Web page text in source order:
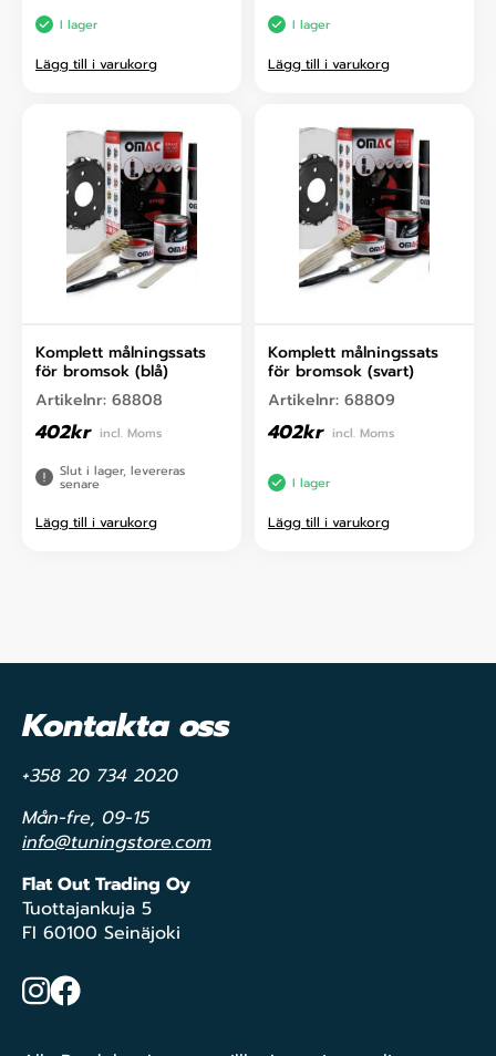
I lager
Lägg till i varukorg
I lager
Lägg till i varukorg
Komplett målningssats
för bromsok (blå)
Artikelnr: 68808
402kr incl. Moms
Slut i lager, levereras
senare
Lägg till i varukorg
Komplett målningssats
för bromsok (svart)
Artikelnr: 68809
402kr incl. Moms
I lager
Lägg till i varukorg
Kontakta oss
+358 20 734 2020
Mån-fre, 09-15
info@tuningstore.com
Flat Out Trading Oy
Tuottajankuja 5
FI 60100 Seinäjoki
Instagram
Facebook